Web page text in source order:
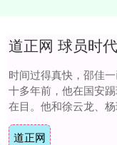
时间过得真快，邵佳
十多年前，他在国安
在目。他和徐云龙、
少”，这三个人的名气
他们....
道正网